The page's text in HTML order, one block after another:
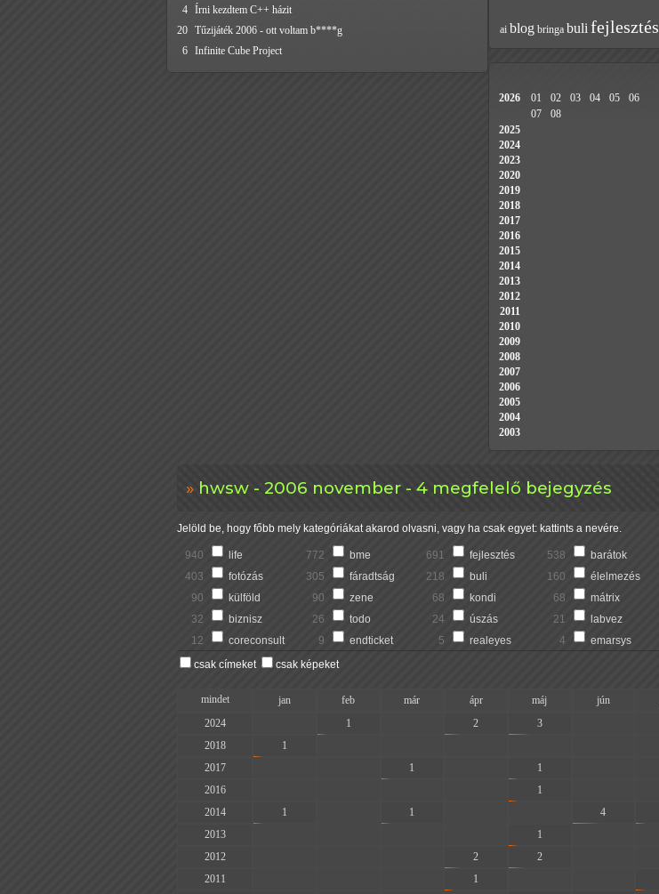
hwsw - 2006 november - 4 megfelelő bejegyzés
Jelöld be, hogy főbb mely kategóriákat akarod olvasni, vagy ha csak egyet: kattints a nevére.
940 life 772 bme 691 fejlesztés 538 barátok
403
fotózás 305 fáradtság 218 buli 160 élelmezés
90
külföld 90 zene 68 kondi 68 mátrix
32
biznisz 26 todo 24 úszás 21 labvez
12
coreconsult 9 endticket 5 realeyes 4
emarsys
csak címeket
csak képeket
mindet jan feb már ápr máj jún
2024
1 2 3
2018
1
2017
1 1
2016
1
2014
1 1 4
2013
1
2012
2 2
2011
1
4 Írni kezdtem C++ házit
20 Tűzijáték 2006 - ott voltam b****g
6 Infinite Cube Project
ai blog bringa buli fejlesztés
2026 01 02 03 04 05
06
07
08
2025
2024
2023
2020
2019
2018
2017
2016
2015
2014
2013
2012
2011
2010
2009
2008
2007
2006
2005
2004
2003